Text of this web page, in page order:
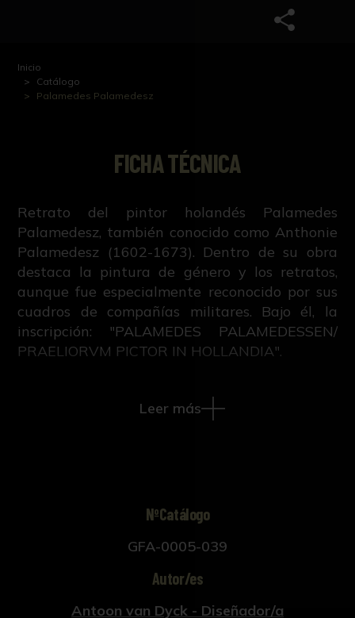
Inicio
Catálogo
Palamedes Palamedesz
FICHA TÉCNICA
Retrato del pintor holandés Palamedes
Palamedesz, también conocido como Anthonie
Palamedesz (1602-1673). Dentro de su obra
destaca la pintura de género y los retratos,
aunque fue especialmente reconocido por sus
cuadros de compañías militares. Bajo él, la
inscripción: "PALAMEDES PALAMEDESSEN/
PRAELIORVM PICTOR IN HOLLANDIA".
libro "Iconographie ou vies des hommes
Leer más
NºCatálogo
GFA-0005-039
Autor/es
Antoon van Dyck - Diseñador/a